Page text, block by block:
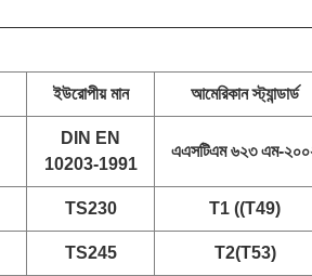
ইউরোপীয় মান আমেরিকান স্ট্যান্ডার্ড
DIN EN
10203-1991
এএসটিএম ৬২৩ এম-
TS230 T1 ((T49)
TS245 T2(T53)